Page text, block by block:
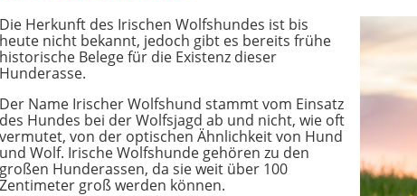
Die Herkunft des Irischen Wolfshundes ist bis
heute nicht bekannt, jedoch gibt es bereits frühe
historische Belege für die Existenz dieser
Hunderasse.
Der Name Irischer Wolfshund stammt vom Einsatz
des Hundes bei der Wolfsjagd ab und nicht, wie oft
vermutet, von der optischen Ähnlichkeit von Hund
und Wolf. Irische Wolfshunde gehören zu den
großen Hunderassen, da sie weit über 100
Zentimeter groß werden können.